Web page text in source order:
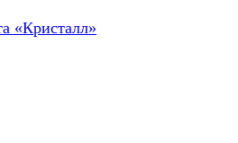
«Кристалл»